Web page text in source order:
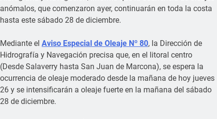
anómalos, que comenzaron ayer, continuarán en toda la costa
hasta este sábado 28 de diciembre.
Mediante el Aviso Especial de Oleaje Nº 80, la Dirección de
Hidrografía y Navegación precisa que, en el litoral centro
(Desde Salaverry hasta San Juan de Marcona), se espera la
ocurrencia de oleaje moderado desde la mañana de hoy jueves
26 y se intensificarán a oleaje fuerte en la mañana del sábado
28 de diciembre.